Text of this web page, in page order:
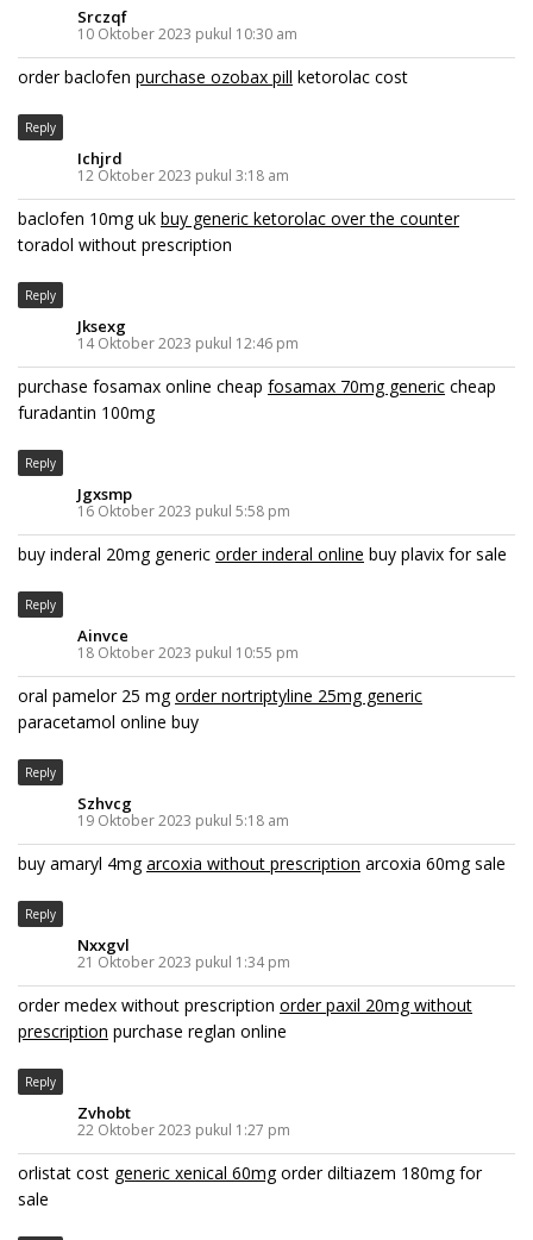
Srczqf
10 Oktober 2023 pukul 10:30 am
order baclofen purchase ozobax pill ketorolac cost
Reply
Ichjrd
12 Oktober 2023 pukul 3:18 am
baclofen 10mg uk buy generic ketorolac over the counter
toradol without prescription
Reply
Jksexg
14 Oktober 2023 pukul 12:46 pm
purchase fosamax online cheap fosamax 70mg generic cheap
furadantin 100mg
Reply
Jgxsmp
16 Oktober 2023 pukul 5:58 pm
buy inderal 20mg generic order inderal online buy plavix for sale
Reply
Ainvce
18 Oktober 2023 pukul 10:55 pm
oral pamelor 25 mgorder nortriptyline 25mg generic
paracetamol online buy
Reply
Szhvcg
19 Oktober 2023 pukul 5:18 am
buy amaryl 4mgarcoxia without prescription arcoxia 60mg sale
Reply
Nxxgvl
21 Oktober 2023 pukul 1:34 pm
order medex without prescription order paxil 20mg without
prescription purchase reglan online
Reply
Zvhobt
22 Oktober 2023 pukul 1:27 pm
orlistat cost generic xenical 60mgorder diltiazem 180mg for
sale